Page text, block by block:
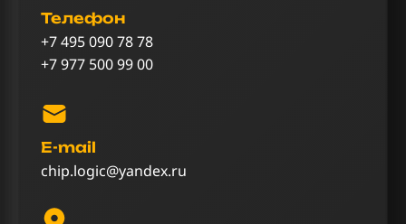
Телефон
+7 495 090 78 78
+7 977 500 99 00
E-mail
chip.logic@yandex.ru